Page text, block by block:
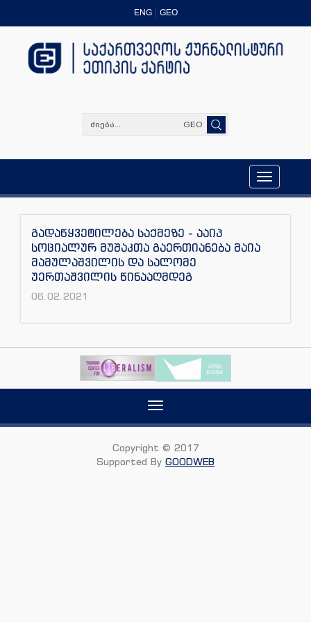
ENG GEO
GEO
Toggle
navigation
გადაწყვეტილება საქმეზე - ააიპ
სოციალურ მუშაკთა გაერთიანება მაია
მამულაშვილის და სალომე
უერთაშვილის წინააღმდეგ
06.02.2021
Toggle
Copyright © 2017
Supported By GOODWEB